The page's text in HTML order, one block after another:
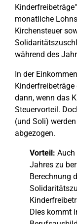
monatliche
Kirchensteuer
während des
In der
dann, wenn das
Steuervorteil.
(und Soli)
abgezogen.
Vorteil: Auch
Jahres zu
Berechnung
Dies kommt